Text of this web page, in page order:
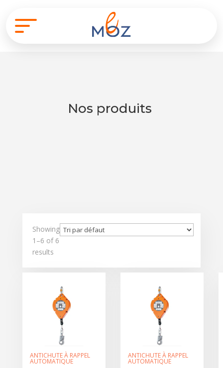
Nos produits
Showing
1–6 of 6
results
ANTICHUTE À RAPPEL
AUTOMATIQUE
ANTICHUTE À RAPPEL
AUTOMATIQUE